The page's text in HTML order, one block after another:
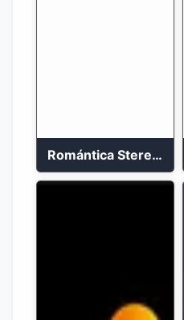
Romántica Stereo 88.1 FM